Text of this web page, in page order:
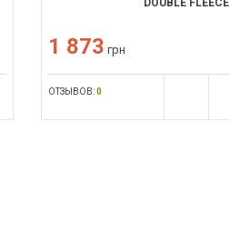
DOUBLE FLEECE
1 873 грн
ОТЗЫВОВ:0